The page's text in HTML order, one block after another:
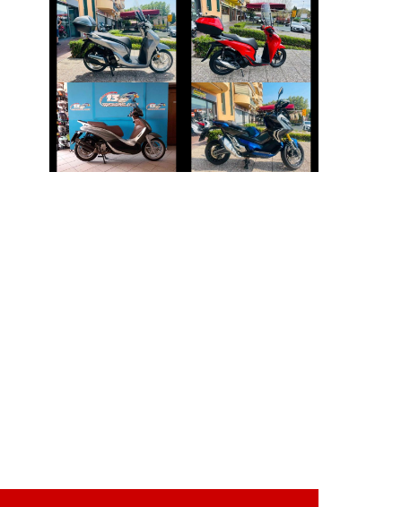
HONDA SH
€ 3.150 €
HONDA SH
€ 3.490 €
PIAGGIO
BEVERLY
€ 3.590 €
HONDA X-ADV
€ 4.990 €